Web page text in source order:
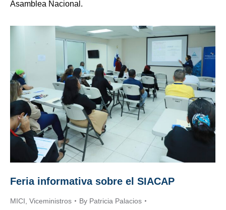
Asamblea Nacional.
Feria informativa sobre el SIACAP
MICI Viceministros By Patricia Palacios